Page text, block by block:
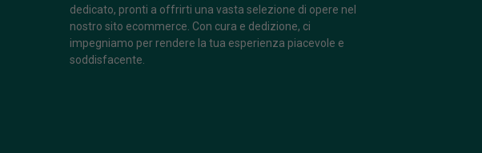
dedicato, pronti a offrirti una vasta selezione di opere nel
nostro sito ecommerce. Con cura e dedizione, ci
impegniamo per rendere la tua esperienza piacevole e
soddisfacente.